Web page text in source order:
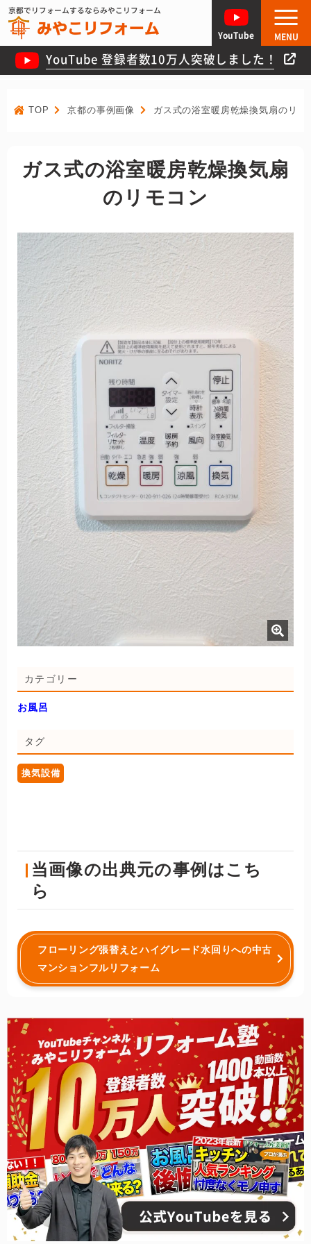
京都でリフォームするならみやこリフォーム
YouTube 登録者数10万人突破しました！
YouTube MENU
TOP 京都の事例画像 ガス式の浴室暖房乾燥換気扇のリモ
ガス式の浴室暖房乾燥換気扇
のリモコン
カテゴリー
お風呂
タグ
換気設備
当画像の出典元の事例はこち
ら
フローリング張替えとハイグレード水回りへの中古
マンションフルリフォーム